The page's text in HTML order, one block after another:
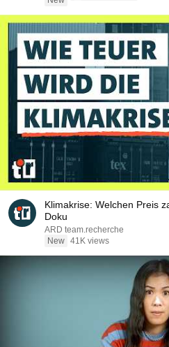
Klimakrise: Welchen Preis
Doku
ARD team.recherche
New 41K views